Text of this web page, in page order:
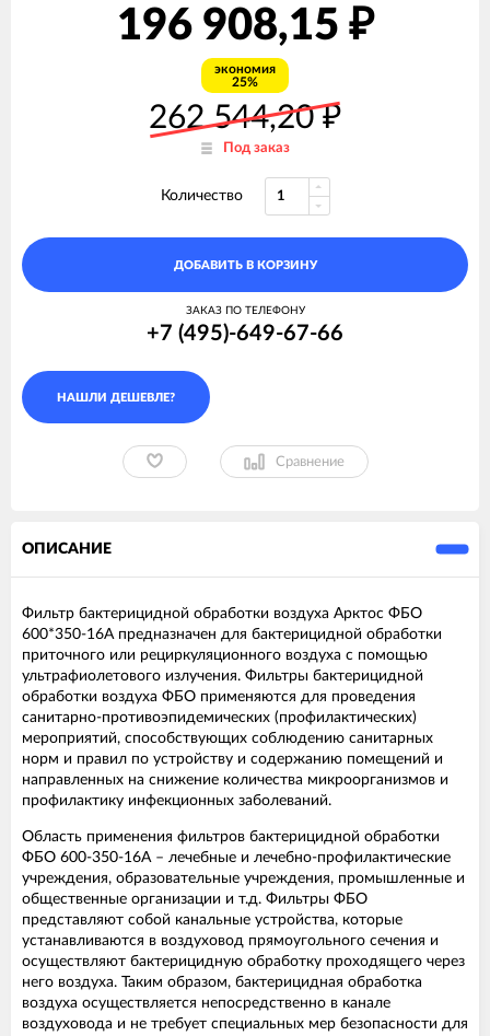
196 908,15 ₽
экономия
25%
262 544,20₽
Под заказ
Количество
ДОБАВИТЬ В КОРЗИНУ
ЗАКАЗ ПО ТЕЛЕФОНУ
+7 (495)-649-67-66
Сравнение
ОПИСАНИЕ
Фильтр бактерицидной обработки воздуха Арктос ФБО
600*350-16А предназначен для бактерицидной обработки
приточного или рециркуляционного воздуха с помощью
ультрафиолетового излучения. Фильтры бактерицидной
обработки воздуха ФБО применяются для проведения
санитарно-противоэпидемических (профилактических)
мероприятий, способствующих соблюдению санитарных
норм и правил по устройству и содержанию помещений и
направленных на снижение количества микроорганизмов и
профилактику инфекционных заболеваний.
Область применения фильтров бактерицидной обработки
ФБО 600-350-16А – лечебные и лечебно-профилактические
учреждения, образовательные учреждения, промышленные и
общественные организации и т.д. Фильтры ФБО
представляют собой канальные устройства, которые
устанавливаются в воздуховод прямоугольного сечения и
осуществляют бактерицидную обработку проходящего через
него воздуха. Таким образом, бактерицидная обработка
воздуха осуществляется непосредственно в канале
воздуховода и не требует специальных мер безопасности для